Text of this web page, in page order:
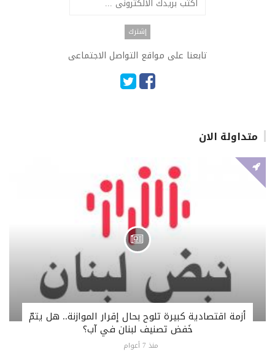
تابعنا على مواقع التواصل الاجتماعى
متداولة الان
أزمة اقتصادية كبيرة تلوح بحال إقرار الموازنة.. هل يتمّ
خَفض تصنيف لبنان في آب؟
منذ 7 أعوام